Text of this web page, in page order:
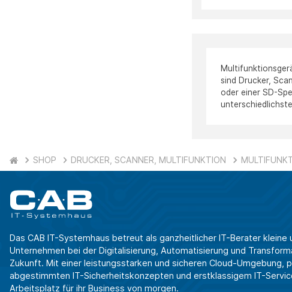
sind Drucker,
oder einer SD-
SHOP DRUCKER, SCANNER, MULTIFUNKTION
Das CAB IT-Systemhaus betreut als ganzheitlicher IT-Berater
Unternehmen bei der Digitalisierung, Automatisierung und
Zukunft. Mit einer leistungsstarken und sicheren Cloud-Umgebung,
abgestimmten IT-Sicherheitskonzepten und erstklassigem IT-
Arbeitsplatz für ihr Business von morgen.